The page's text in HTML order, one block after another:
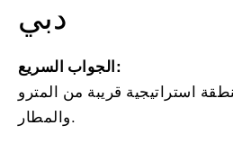
دبي
الجواب السريع:
استراتيجية قريبة من المترو
والمطار.